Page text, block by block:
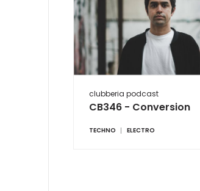
clubberia podcast
CB346 - Conversion
TECHNO ELECTRO